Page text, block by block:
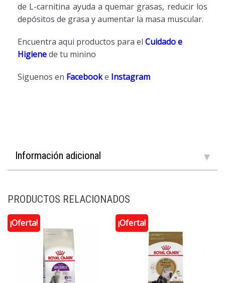
de L-carnitina ayuda a quemar grasas, reducir los
depósitos de grasa y aumentar la masa muscular.
Encuentra aqui productos para el Cuidado e
Higienede tu minino
Siguenos en Facebooke Instagram
Información adicional
PRODUCTOS RELACIONADOS
¡Oferta! ¡Oferta!